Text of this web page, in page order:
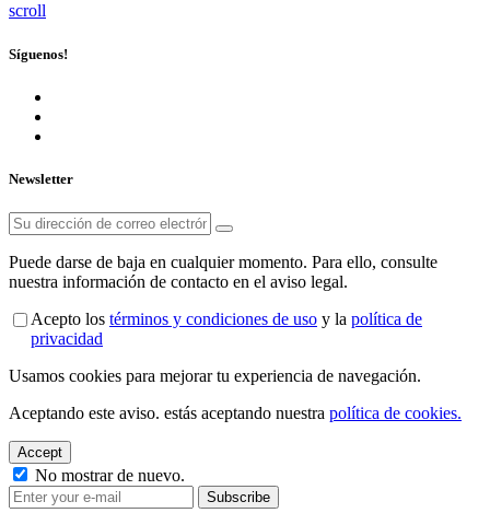
scroll
Síguenos!
Newsletter
Puede darse de baja en cualquier momento. Para ello, consulte
nuestra información de contacto en el aviso legal.
Acepto los términos y condiciones de uso y la política de
privacidad
Usamos cookies para mejorar tu experiencia de navegación.
Aceptando este aviso. estás aceptando nuestra política de cookies.
Accept
No mostrar de nuevo.
Subscribe